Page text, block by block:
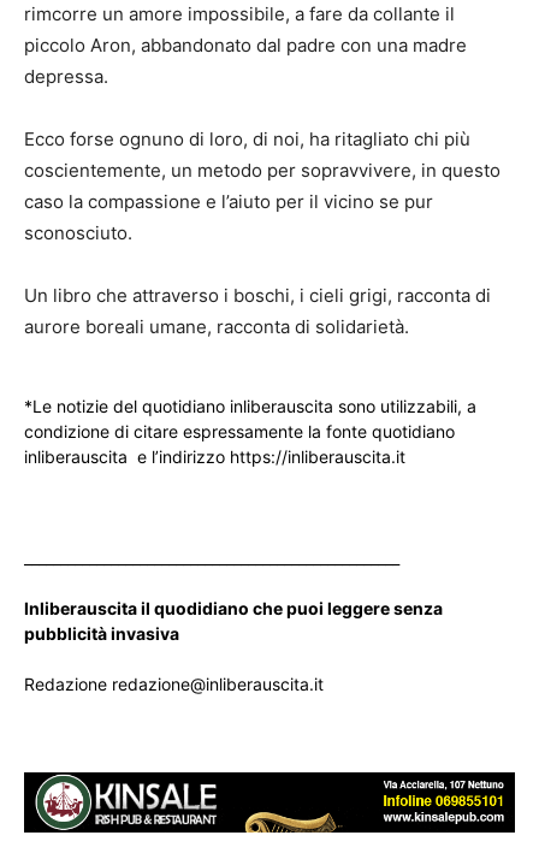
rimcorre un amore impossibile, a fare da collante il
piccolo Aron, abbandonato dal padre con una madre
depressa.
Ecco forse ognuno di loro, di noi, ha ritagliato chi più
coscientemente, un metodo per sopravvivere, in questo
caso la compassione e l’aiuto per il vicino se pur
sconosciuto.
Un libro che attraverso i boschi, i cieli grigi, racconta di
aurore boreali umane, racconta di solidarietà.
*Le notizie del quotidiano inliberauscita sono utilizzabili, a
condizione di citare espressamente la fonte quotidiano
inliberauscita e l’indirizzo https://inliberauscita.it
Inliberauscita il quodidiano che puoi leggere senza
pubblicità invasiva
Redazione redazione@inliberauscita.it